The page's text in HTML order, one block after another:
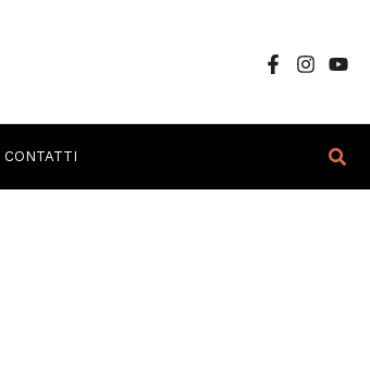
CONTATTI